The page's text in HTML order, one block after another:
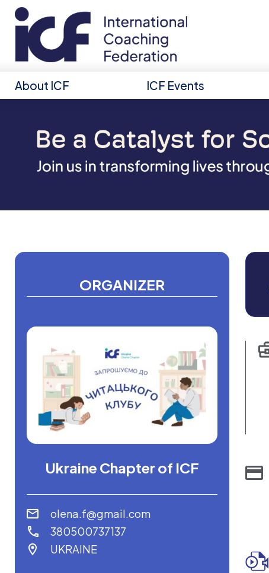
About ICF ICF Events
ORGANIZER
Ukraine Chapter of ICF
olena.f@gmail.com
380500737137
UKRAINE